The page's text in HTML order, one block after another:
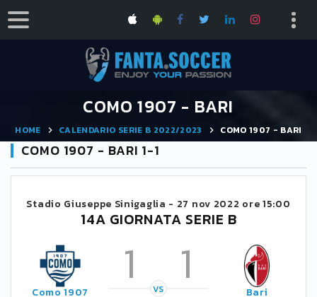
COMO 1907 - BARI
HOME CALENDARIO SERIE B 2022/2023 COMO 1907 - BARI
COMO 1907 - BARI 1-1
Stadio Giuseppe Sinigaglia - 27 nov 2022 ore 15:00
14A GIORNATA SERIE B
Como 1907 1 1
VS Bari